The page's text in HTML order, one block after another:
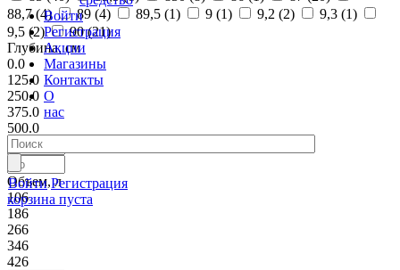
Войти
Регистрация
Акции
Магазины
Контакты
О
нас
Войти Регистрация
корзина пуста
88,7 (4) 89 (4) 89,5 (1) 9 (1) 9,2 (2) 9,3 (1)
9,5 (2) 90 (21)
Глубина, см
0.0
125.0
250.0
375.0
500.0
Объем, л
106
186
266
346
426